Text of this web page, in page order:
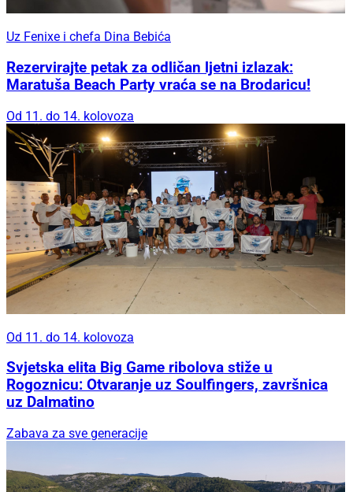
Uz Fenixe i chefa Dina Bebića
Rezervirajte petak za odličan ljetni izlazak:
Maratuša Beach Party vraća se na Brodaricu!
Od 11. do 14. kolovoza
Od 11. do 14. kolovoza
Svjetska elita Big Game ribolova stiže u
Rogoznicu: Otvaranje uz Soulfingers, završnica
uz Dalmatino
Zabava za sve generacije